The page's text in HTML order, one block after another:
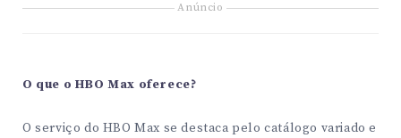
Anúncio
O que o HBO Max oferece?
O serviço do HBO Max se destaca pelo catálogo variado e